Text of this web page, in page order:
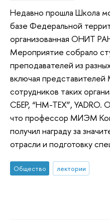
Недавно прошла Школа
базе Федеральной
организованная ОНИТ
Мероприятие собрало
преподавателей из
включая
сотрудников таких
СБЕР, “НМ-ТЕХ”, YADRO.
что профессор МИЭМ
получил награду за
отрасли и подготовку
Общество лектории